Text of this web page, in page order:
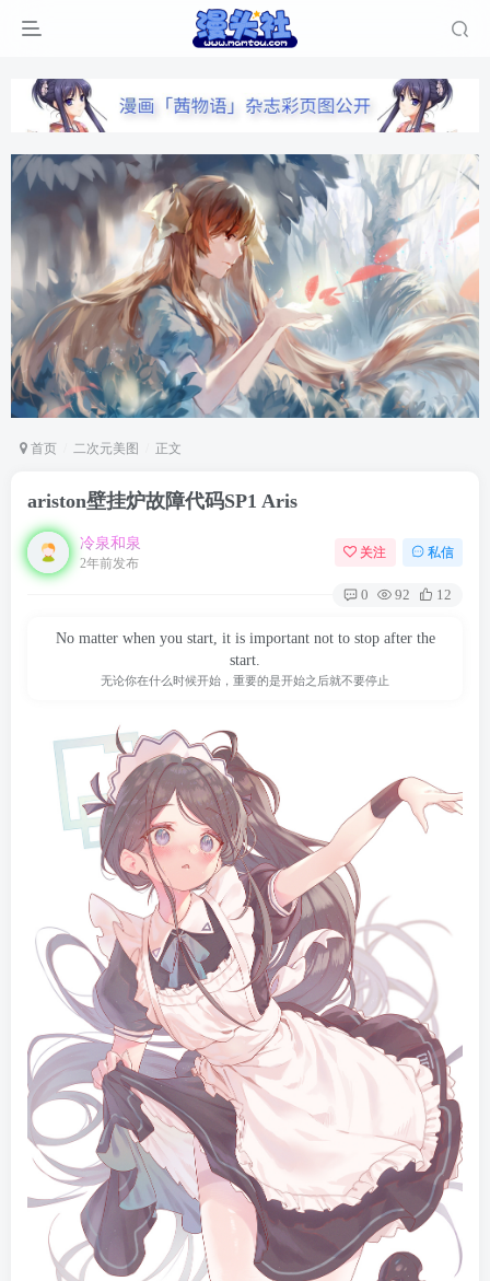
首页 二次元美图 正文
ariston壁挂炉故障代码SP1 Aris
冷泉和泉
2年前发布
关注 私信
0 92 12
No matter when you start, it is important not to stop after the
start.
无论你在什么时候开始，重要的是开始之后就不要停止